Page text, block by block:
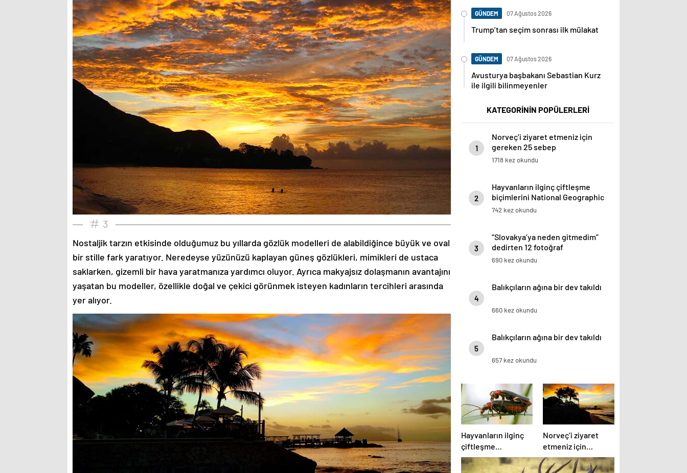
3
Nostaljik tarzın etkisinde olduğumuz bu yıllarda gözlük modelleri de alabildiğince büyük ve oval
bir stille fark yaratıyor. Neredeyse yüzünüzü kaplayan güneş gözlükleri, mimikleri de ustaca
saklarken, gizemli bir hava yaratmanıza yardımcı oluyor. Ayrıca makyajsız dolaşmanın avantajını
yaşatan bu modeller, özellikle doğal ve çekici görünmek isteyen kadınların tercihleri arasında
yer alıyor.
GÜNDEM 07 Ağustos 2026
Trump’tan seçim sonrası ilk mülakat
GÜNDEM 07 Ağustos 2026
Avusturya başbakanı Sebastian Kurz
ile ilgili bilinmeyenler
KATEGORİNİN POPÜLERLERİ
1
Norveç’i ziyaret etmeniz için
gereken 25 sebep
1718 kez okundu
2
Hayvanların ilginç çiftleşme
biçimlerini National Geographic
görüntüledi.
742 kez okundu
3
“Slovakya’ya neden gitmedim”
dedirten 12 fotoğraf
690 kez okundu
4
Balıkçıların ağına bir dev takıldı
660 kez okundu
5
Balıkçıların ağına bir dev takıldı
657 kez okundu
Hayvanların ilginç
çiftleşme
biçimlerini National
Geographic
Norveç’i ziyaret
etmeniz için
gereken 25 sebep